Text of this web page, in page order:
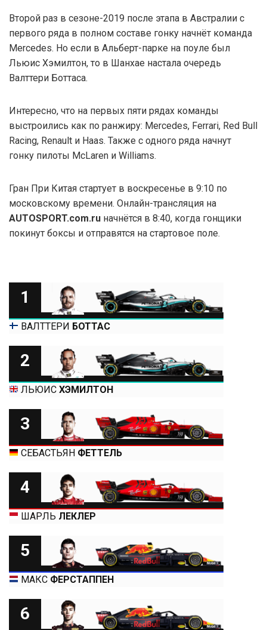
Второй раз в сезоне-2019 после этапа в Австралии с
первого ряда в полном составе гонку начнёт команда
Mercedes. Но если в Альберт-парке на поуле был
Льюис Хэмилтон, то в Шанхае настала очередь
Валттери Боттаса.
Интересно, что на первых пяти рядах команды
выстроились как по ранжиру: Mercedes, Ferrari, Red Bull
Racing, Renault и Haas. Также с одного ряда начнут
гонку пилоты McLaren и Williams.
Гран При Китая стартует в воскресенье в 9:10 по
московскому времени. Онлайн-трансляция на
AUTOSPORT.com.ru начнётся в 8:40, когда гонщики
покинут боксы и отправятся на стартовое поле.
1
ВАЛТТЕРИ БОТТАС
2
ЛЬЮИС ХЭМИЛТОН
3
СЕБАСТЬЯН ФЕТТЕЛЬ
4
ШАРЛЬ ЛЕКЛЕР
5
МАКС ФЕРСТАППЕН
6